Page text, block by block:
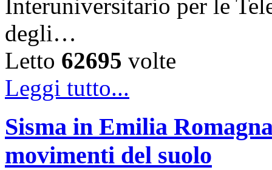
Interuniversitario per le
degli…
Letto 62695 volte
Leggi tutto...
Sisma in Emilia
movimenti del suolo